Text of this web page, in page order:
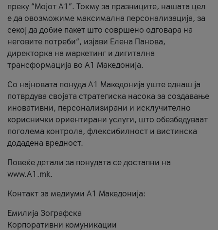
преку “Мојот А1”. Токму за празниците, нашата цел
е да овозможиме максимална персонализација, за
секој да добие пакет што совршено одговара на
неговите потреби“, изјави Елена Панова,
директорка на маркетинг и дигитална
трансформација во А1 Македонија.
Со најновата понуда А1 Македонија уште еднаш ја
потврдува својата стратегиска насока за создавање
иновативни, персонализирани и исклучително
кориснички ориентирани услуги, што обезбедуваат
поголема контрола, флексибилност и вистинска
додадена вредност.
Повеќе детали за понудата се достапни на
www.А1.mk.
Контакт за медиуми А1 Македонија:
Емилија Зографска
Корпоративни комуникации